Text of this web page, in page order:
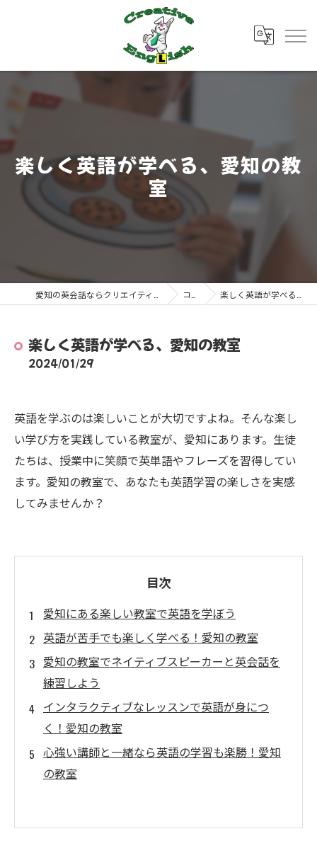
楽しく英語が学べる、愛知の教
室
コラム 楽しく英語が学べる、愛知の教室
楽しく英語が学べる、愛知の教室
2024/01/29
英語を学ぶのは楽しいことが大切ですよね。そんな楽し
い学び方を実践している教室が、愛知にあります。生徒
たちは、授業中に笑顔で英単語やフレーズを習得してい
ます。愛知の教室で、あなたも英語学習の楽しさを実感
してみませんか？
目次
愛知にある楽しい教室で英語を学ぼう
英語が苦手でも楽しく学べる！愛知の教室
愛知の教室でネイティブスピーカーと英会話を
練習しよう
インタラクティブなレッスンで英語が身につ
く！愛知の教室
心強い講師と一緒なら英語の学習も楽勝！愛知
の教室